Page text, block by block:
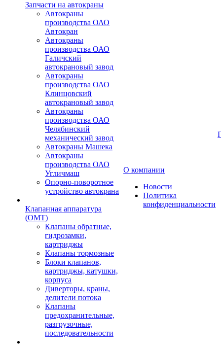
Запчасти на автокраны
Автокраны
производства ОАО
Автокран
Автокраны
производства ОАО
Галичский
автокрановый завод
Автокраны
производства ОАО
Клинцовский
автокрановый завод
Автокраны
производства ОАО
Челябинский
механический завод
Автокраны Машека
Автокраны
производства ОАО
Угличмаш
Опорно-поворотное
устройство автокрана
Клапанная аппаратура
(OMT)
Клапаны обратные,
гидрозамки,
картриджы
Клапаны тормозные
Блоки клапанов,
картриджы, катушки,
корпуса
Диверторы, краны,
делители потока
Клапаны
предохранительные,
разгрузочные,
последовательности
О компании
Новости
Политика
конфиденциальности